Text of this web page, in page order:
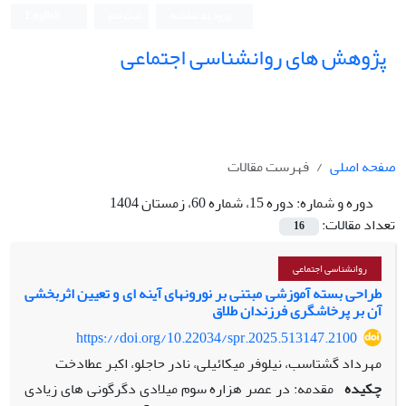
پژوهش های روانشناسی اجتماعی
صفحه اصلی
فهرست مقالات
دوره و شماره:دوره 15، شماره 60، زمستان 1404
تعداد مقالات:
16
روانشناسی اجتماعی
طراحی بسته آموزشی مبتنی بر نورونهای آینه ای و تعیین اثربخشی
آن بر پرخاشگری فرزندان طلاق
https://doi.org/10.22034/spr.2025.513147.2100
مهرداد گشتاسب، نیلوفر میکائیلی، نادر حاجلو، اکبر عطادخت
چکیده مقدمه: در عصر هزاره سوم میلادی دگرگونی های زیادی